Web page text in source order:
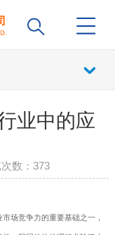
业中的应
数：373
场竞争力的重要基础之一，